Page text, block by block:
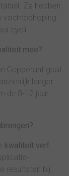
Ze hebben
vochtophoping
cycli.
mee?
Copperant gaat
langer
de 8-12 jaar
kwaliteit verf
resultaten bij